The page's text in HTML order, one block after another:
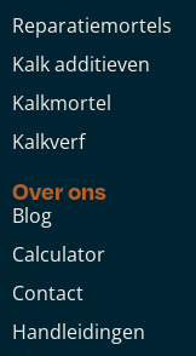
Reparatiemortels
Kalk additieven
Kalkmortel
Kalkverf
Over ons
Blog
Calculator
Contact
Handleidingen